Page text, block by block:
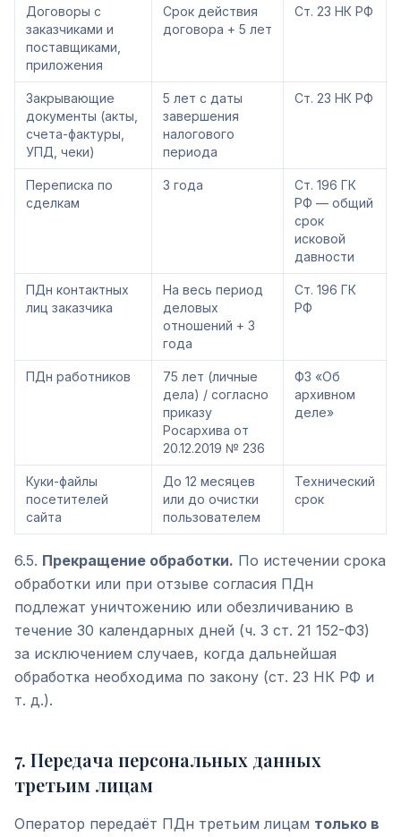
Договоры с
заказчиками и
поставщиками,
приложения
Срок действия
договора + 5 лет
Ст. 23 НК РФ
Закрывающие
документы (акты,
счета-фактуры,
УПД, чеки)
5 лет с даты
завершения
налогового
периода
Ст. 23 НК РФ
Переписка по
сделкам
3 года
Ст. 196 ГК
РФ — общий
срок
исковой
давности
ПДн контактных
лиц заказчика
На весь период
деловых
отношений + 3
года
Ст. 196 ГК
РФ
ПДн работников
75 лет (личные
дела) / согласно
приказу
Росархива от
20.12.2019 № 236
ФЗ «Об
архивном
деле»
Куки-файлы
посетителей
сайта
До 12 месяцев
или до очистки
пользователем
Технический
срок
6.5. Прекращение обработки. По истечении срока
обработки или при отзыве согласия ПДн
подлежат уничтожению или обезличиванию в
течение 30 календарных дней (ч. 3 ст. 21 152-ФЗ)
за исключением случаев, когда дальнейшая
обработка необходима по закону (ст. 23 НК РФ и
т. д.).
7. Передача персональных данных
третьим лицам
Оператор передаёт ПДн третьим лицам только в